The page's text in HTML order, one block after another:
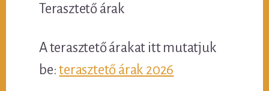
Terasztető árak
A terasztető árakat itt mutatjuk
be:terasztető árak 2026